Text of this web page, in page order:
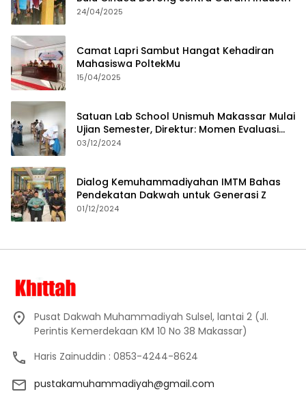
24/04/2025
Camat Lapri Sambut Hangat Kehadiran
Mahasiswa PoltekMu
15/04/2025
Satuan Lab School Unismuh Makassar Mulai
Ujian Semester, Direktur: Momen Evaluasi
Proses Pembelajaran
03/12/2024
Dialog Kemuhammadiyahan IMTM Bahas
Pendekatan Dakwah untuk Generasi Z
01/12/2024
Pusat Dakwah Muhammadiyah Sulsel, lantai 2 (Jl.
Perintis Kemerdekaan KM 10 No 38 Makassar)
Haris Zainuddin : 0853-4244-8624
pustakamuhammadiyah@gmail.com